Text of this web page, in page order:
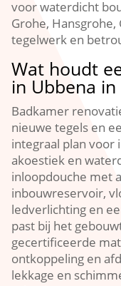
voor waterdicht
Grohe,
tegelwerk en
Wat houdt
in Ubbena in
Badkamer
nieuwe tegels en
integraal plan voor
akoestiek en
inloopdouche met
inbouwreservoir,
ledverlichting en
past bij het
gecertificeerde
ontkoppeling en
lekkage en